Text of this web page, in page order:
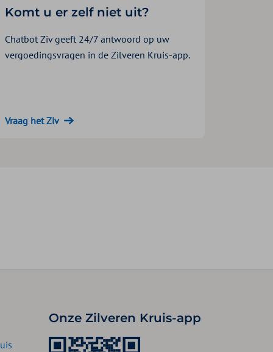
Komt u er zelf niet uit?
Chatbot Ziv geeft 24/7 antwoord op uw
vergoedingsvragen in de Zilveren Kruis-app.
Vraag het Ziv
Onze Zilveren Kruis-app